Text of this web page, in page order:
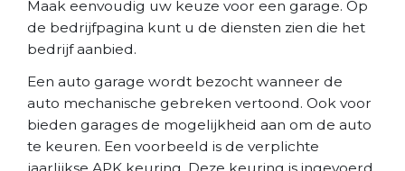
Maak eenvoudig uw keuze voor een garage. Op
de bedrijfpagina kunt u de diensten zien die het
bedrijf aanbied.
Een auto garage wordt bezocht wanneer de
auto mechanische gebreken vertoond. Ook voor
bieden garages de mogelijkheid aan om de auto
te keuren. Een voorbeeld is de verplichte
jaarlijkse APK keuring. Deze keuring is ingevoerd